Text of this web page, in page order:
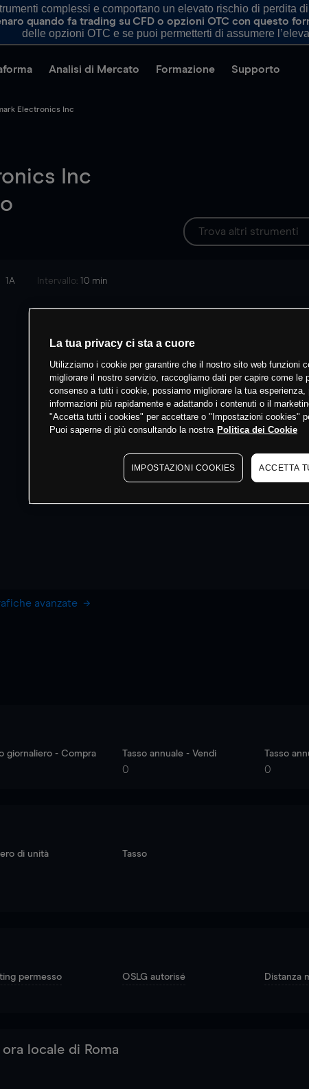
complessi e comportano un elevato rischio di perdita
quando fa trading su CFD o opzioni OTC con questo
delle opzioni OTC e se puoi permetterti di assumere
Analisi di Mercato Formazione Supporto
Electronics Inc
Inc
1A Intervallo: 10 min
avanzate
giornaliero - Compra Tasso annuale - Vendi
0
Tasso
0
di unità Tasso
permesso OSLG autorisé Distanza
locale di Roma
La tua privacy ci sta a cuore
Utilizziamo i cookie per garantire che il nostro sito web funzioni
migliorare il nostro servizio, raccogliamo dati per capire come le
consenso a tutti i cookie, possiamo migliorare la tua
informazioni più rapidamente e adattando i contenuti o il
"Accetta tutti i cookies" per accettare o "Impostazioni cookies"
Puoi saperne di più consultando la nostra Politica dei Cookie
IMPOSTAZIONI COOKIES ACCETTA